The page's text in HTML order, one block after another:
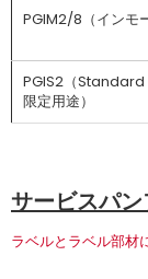
PGIM2/8（インモ
PGIS2（Standard
限定用途）
サービスパン
ラベルとラベル部材